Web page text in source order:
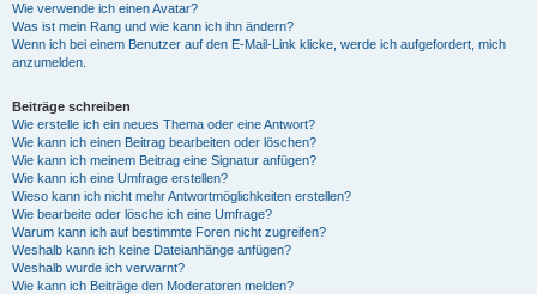
Wie verwende ich einen Avatar?
Was ist mein Rang und wie kann ich ihn ändern?
Wenn ich bei einem Benutzer auf den E-Mail-Link klicke, werde ich aufgefordert, mich
anzumelden.
Beiträge schreiben
Wie erstelle ich ein neues Thema oder eine Antwort?
Wie kann ich einen Beitrag bearbeiten oder löschen?
Wie kann ich meinem Beitrag eine Signatur anfügen?
Wie kann ich eine Umfrage erstellen?
Wieso kann ich nicht mehr Antwortmöglichkeiten erstellen?
Wie bearbeite oder lösche ich eine Umfrage?
Warum kann ich auf bestimmte Foren nicht zugreifen?
Weshalb kann ich keine Dateianhänge anfügen?
Weshalb wurde ich verwarnt?
Wie kann ich Beiträge den Moderatoren melden?